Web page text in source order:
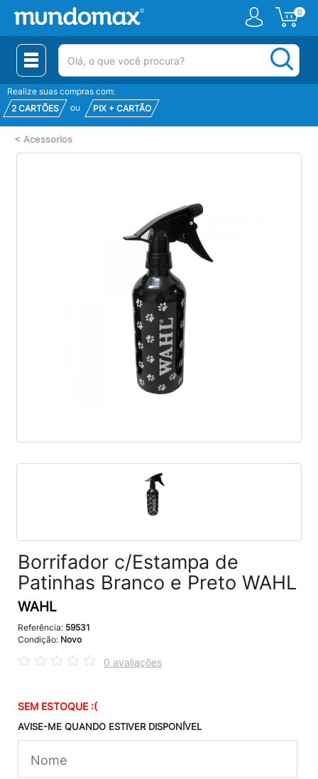
0
(pesquisar)
Realize suas compras com:
2 CARTÕES
ou PIX + CARTÃO
< Acessorios
Borrifador c/Estampa de
Patinhas Branco e Preto WAHL
WAHL
Referência: 59531
Condição: Novo
0 avaliações
SEM ESTOQUE :(
AVISE-ME QUANDO ESTIVER DISPONÍVEL